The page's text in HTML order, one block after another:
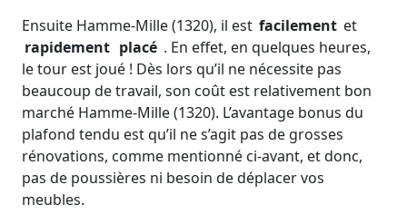
Ensuite Hamme-Mille (1320), il est facilement et
rapidement placé . En effet, en quelques heures,
le tour est joué ! Dès lors qu’il ne nécessite pas
beaucoup de travail, son coût est relativement bon
marché Hamme-Mille (1320). L’avantage bonus du
plafond tendu est qu’il ne s’agit pas de grosses
rénovations, comme mentionné ci-avant, et donc,
pas de poussières ni besoin de déplacer vos
meubles.